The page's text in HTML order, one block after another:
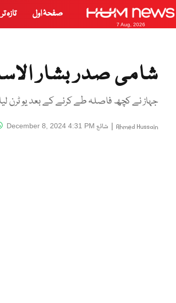
7 Aug, 2026
صفحۂ اول تازہ
شامی صدر بشار
جہاز نے کچھ فاصلہ طے کرنے کے بعد یو ٹرن
Ahmed Hussain
| شائع December 8, 2024 4:31 PM